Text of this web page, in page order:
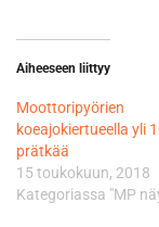
Aiheeseen liittyy
Moottoripyörien
koeajokiertueella yli
prätkää
15 toukokuun, 2018
Kategoriassa "MP